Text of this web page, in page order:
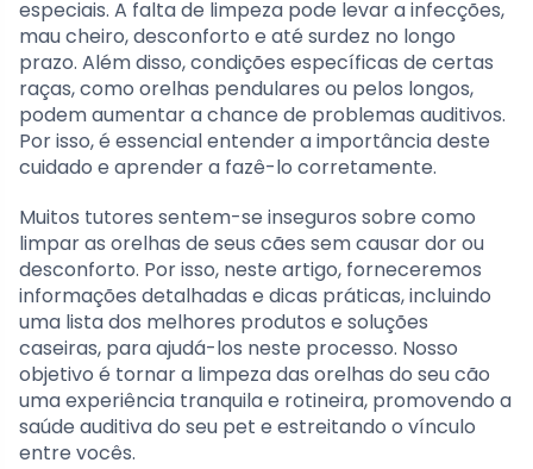
especiais. A falta de limpeza pode levar a infecções,
mau cheiro, desconforto e até surdez no longo
prazo. Além disso, condições específicas de certas
raças, como orelhas pendulares ou pelos longos,
podem aumentar a chance de problemas auditivos.
Por isso, é essencial entender a importância deste
cuidado e aprender a fazê-lo corretamente.
Muitos tutores sentem-se inseguros sobre como
limpar as orelhas de seus cães sem causar dor ou
desconforto. Por isso, neste artigo, forneceremos
informações detalhadas e dicas práticas, incluindo
uma lista dos melhores produtos e soluções
caseiras, para ajudá-los neste processo. Nosso
objetivo é tornar a limpeza das orelhas do seu cão
uma experiência tranquila e rotineira, promovendo a
saúde auditiva do seu pet e estreitando o vínculo
entre vocês.